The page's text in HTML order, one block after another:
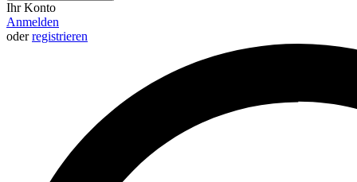
Ihr Konto
Anmelden
oderregistrieren